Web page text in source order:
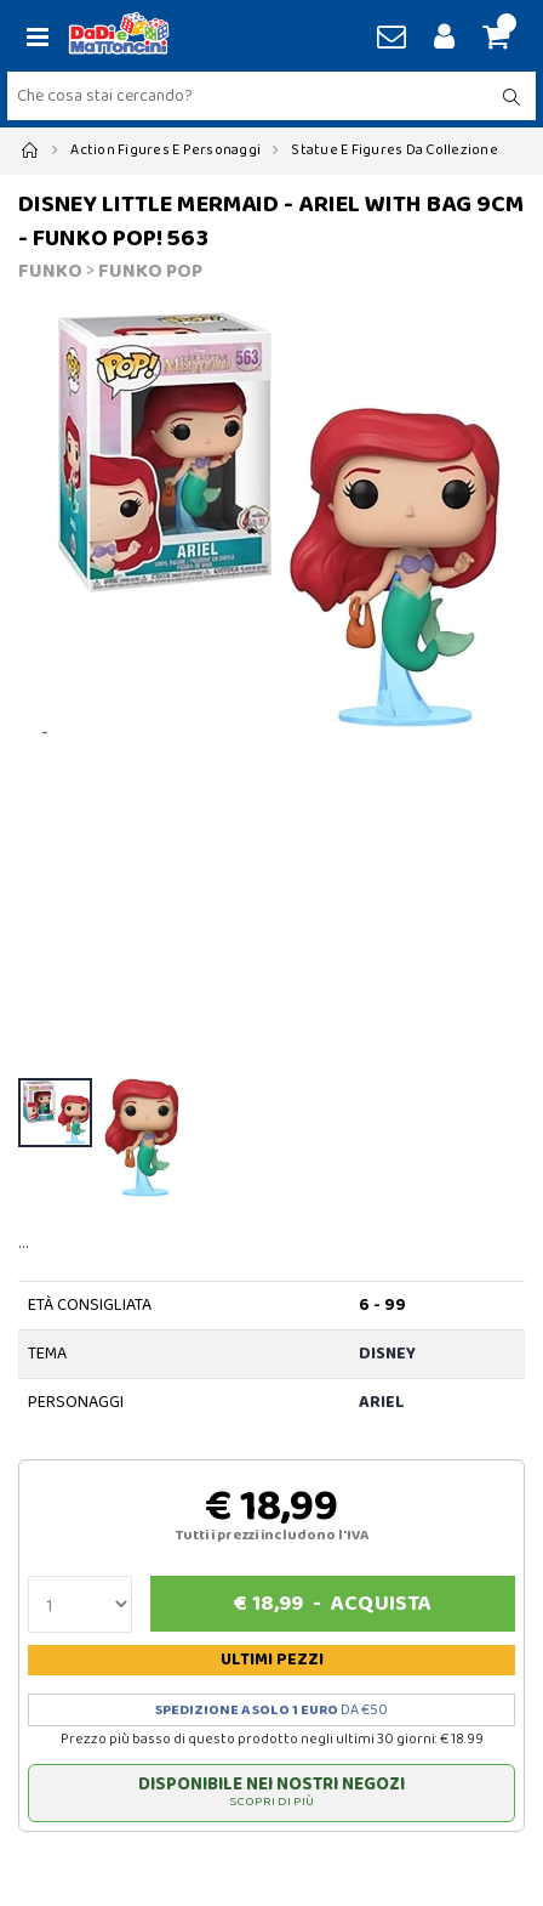
Action Figures E Personaggi Statue E Figures Da Collezione
DISNEY LITTLE MERMAID - ARIEL WITH BAG 9CM
- FUNKO POP! 563
FUNKO>FUNKO POP
…
ETÀ CONSIGLIATA
6 - 99
TEMA
DISNEY
PERSONAGGI
ARIEL
€ 18,99
Tutti i prezzi includono l'IVA
€18,99 -ACQUISTA
ULTIMI PEZZI
SPEDIZIONE A SOLO 1 EURO DA €50
Prezzo più basso di questo prodotto negli ultimi 30 giorni: € 18.99
DISPONIBILE NEI NOSTRI NEGOZI
SCOPRI DI PIÙ